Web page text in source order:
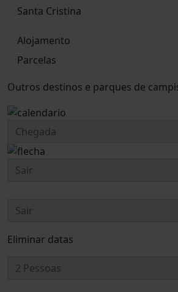
Santa Cristina
Alojamento
Parcelas
Outros destinos e parques de
Eliminar datas